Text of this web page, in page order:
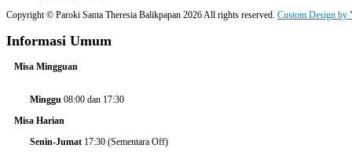
Copyright © Paroki Santa Theresia Balikpapan 2026 All rights reserved. Custom Design by
Informasi Umum
Misa Mingguan
Minggu 08:00 dan 17:30
Misa Harian
Senin-Jumat 17:30 (Sementara Off)